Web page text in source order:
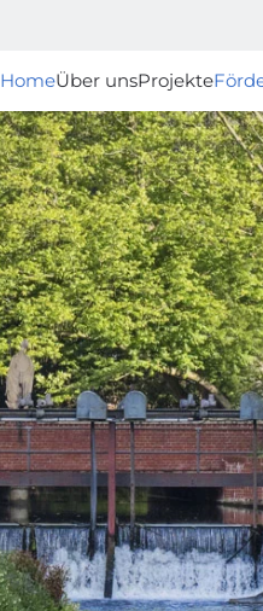
HomeÜber unsProjekte